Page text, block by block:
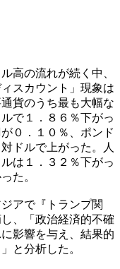
高の流れが続く中、
スカウント」現象は
貨のうち最も大幅な
で１．８６％下がっ
０．１０％、ポンド
ドルで上がった。人
は１．３２％下がっ
た。
アで『トランプ関
、「政治経済的不確
影響を与え、結果的
と分析した。